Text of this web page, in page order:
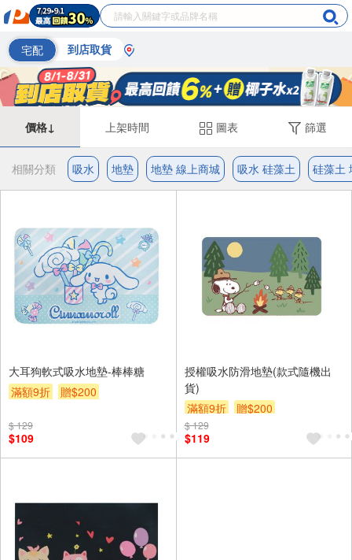
宅配 到店取貨
價格↓ 上架時間 圖表 篩選
相關分類 吸水 地墊 地墊 線上商城 吸水 硅藻土 硅藻土
大耳狗軟式吸水地墊-棒棒糖
滿額9折
贈$200
$ 129
$109
授權吸水防滑地墊(款式隨機出
貨)
滿額9折
贈$200
$ 129
$119